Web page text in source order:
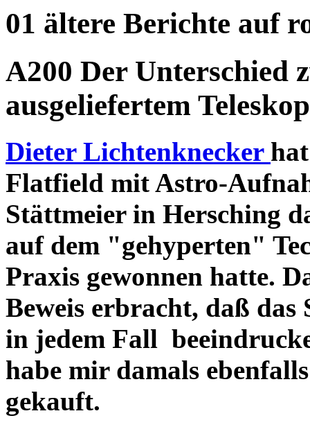
01 ältere Berichte auf
A200 Der Unterschied
ausgeliefertem
Dieter Lichtenknecker
Flatfield mit Astro-
Stättmeier in Hersching
auf dem "gehyperten"
Praxis gewonnen hatte.
Beweis erbracht, daß das
in jedem Fall
habe mir damals
gekauft.